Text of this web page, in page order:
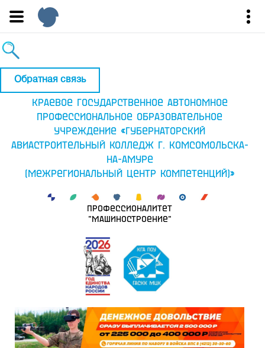
Обратная связь
Краевое государственное автономное
профессиональное образовательное
учреждение «Губернаторский
авиастроительный колледж г. Комсомольска-
на-Амуре
(Межрегиональный центр компетенций)»
Профессионалитет
"Машиностроение"